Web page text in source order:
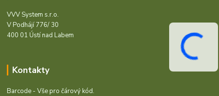
VVV System s.r.o.
V Podhájí 776/ 30
400 01 Ústí nad Labem
Kontakty
Barcode - Vše pro čárový kód.